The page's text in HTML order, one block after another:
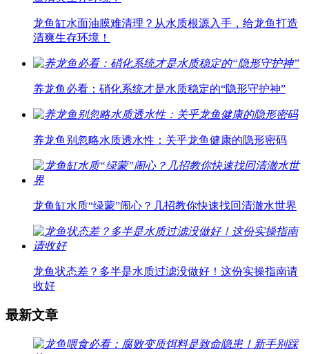
龙鱼缸水面油膜难清理？从水质根源入手，给龙鱼打造
清爽生存环境！
养龙鱼必看：硝化系统才是水质稳定的“隐形守护神”
养龙鱼别忽略水质透水性：关乎龙鱼健康的隐形密码
龙鱼缸水质“绿蒙”闹心？几招教你快速找回清澈水世界
龙鱼状态差？多半是水质过滤没做好！这份实操指南请
收好
最新文章